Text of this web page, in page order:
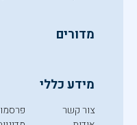
מדורים
מידע כללי
צור קשר